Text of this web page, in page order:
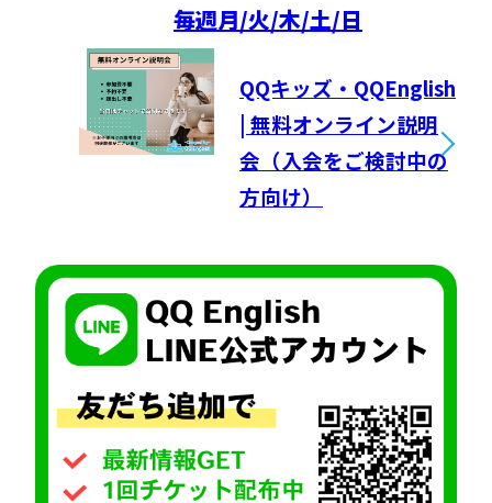
毎週月/火/木/土/日
QQキッズ・QQEnglish
| 無料オンライン説明
会（入会をご検討中の
方向け）